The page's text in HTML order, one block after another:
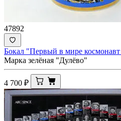
47892
Бокал "Первый в мире
Марка зелёная "Дулёво"
4 700 ₽